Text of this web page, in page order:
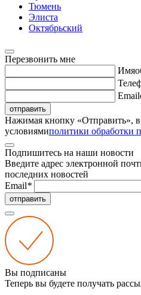
Тюмень
Элиста
Октябрьский
Перезвонить мне
Имя
Email
отправить
Нажимая кнопку «Отправить»,
условиямиполитики обработки
Подпишитесь на наши новости
Введите адрес электронной
последних новостей
Email*
отправить
Вы подписаны
Теперь вы будете получать